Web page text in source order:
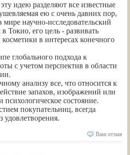
идею разделяют все известные
ею с очень давних пор,
мире научно-исследовательский
Токио, его цель - развивать
в интересах конечного
глобального подхода к
с учетом перспектив в области
анализу все, что относится к
запахов, изображений или
психологическое состояние.
покупательниц, всегда
удовлетворения.
Ваш отзыв